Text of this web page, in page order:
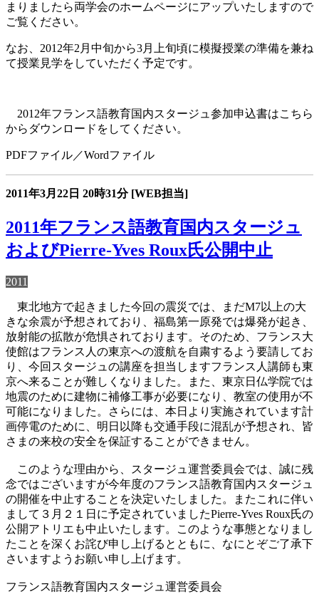
まりましたら両学会のホームページにアップいたしますので
ご覧ください。
なお、2012年2月中旬から3月上旬頃に模擬授業の準備を兼ね
て授業見学をしていただく予定です。
2012年フランス語教育国内スタージュ参加申込書はこちら
からダウンロードをしてください。
PDFファイル／Wordファイル
2011年3月22日 20時31分 [WEB担当]
2011年フランス語教育国内スタージュ
およびPierre-Yves Roux氏公開中止
2011
東北地方で起きました今回の震災では、まだM7以上の大
きな余震が予想されており、福島第一原発では爆発が起き、
放射能の拡散が危惧されております。そのため、フランス大
使館はフランス人の東京への渡航を自粛するよう要請してお
り、今回スタージュの講座を担当しますフランス人講師も東
京へ来ることが難しくなりました。また、東京日仏学院では
地震のために建物に補修工事が必要になり、教室の使用が不
可能になりました。さらには、本日より実施されています計
画停電のために、明日以降も交通手段に混乱が予想され、皆
さまの来校の安全を保証することができません。
このような理由から、スタージュ運営委員会では、誠に残
念ではございますが今年度のフランス語教育国内スタージュ
の開催を中止することを決定いたしました。またこれに伴い
まして３月２１日に予定されていましたPierre-Yves Roux氏の
公開アトリエも中止いたします。このような事態となりまし
たことを深くお詫び申し上げるとともに、なにとぞご了承下
さいますようお願い申し上げます。
フランス語教育国内スタージュ運営委員会